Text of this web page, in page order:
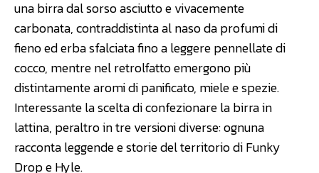
una birra dal sorso asciutto e vivacemente
carbonata, contraddistinta al naso da profumi di
fieno ed erba sfalciata fino a leggere pennellate di
cocco, mentre nel retrolfatto emergono più
distintamente aromi di panificato, miele e spezie.
Interessante la scelta di confezionare la birra in
lattina, peraltro in tre versioni diverse: ognuna
racconta leggende e storie del territorio di Funky
Drop e Hyle.